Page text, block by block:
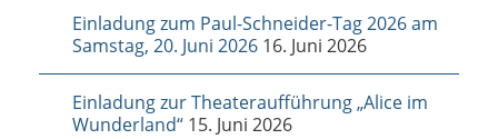
Einladung zum Paul-Schneider-Tag 2026 am
Samstag, 20. Juni 2026 16. Juni 2026
Einladung zur Theateraufführung „Alice im
Wunderland“ 15. Juni 2026